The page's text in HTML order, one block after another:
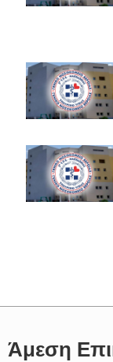
Άμεση